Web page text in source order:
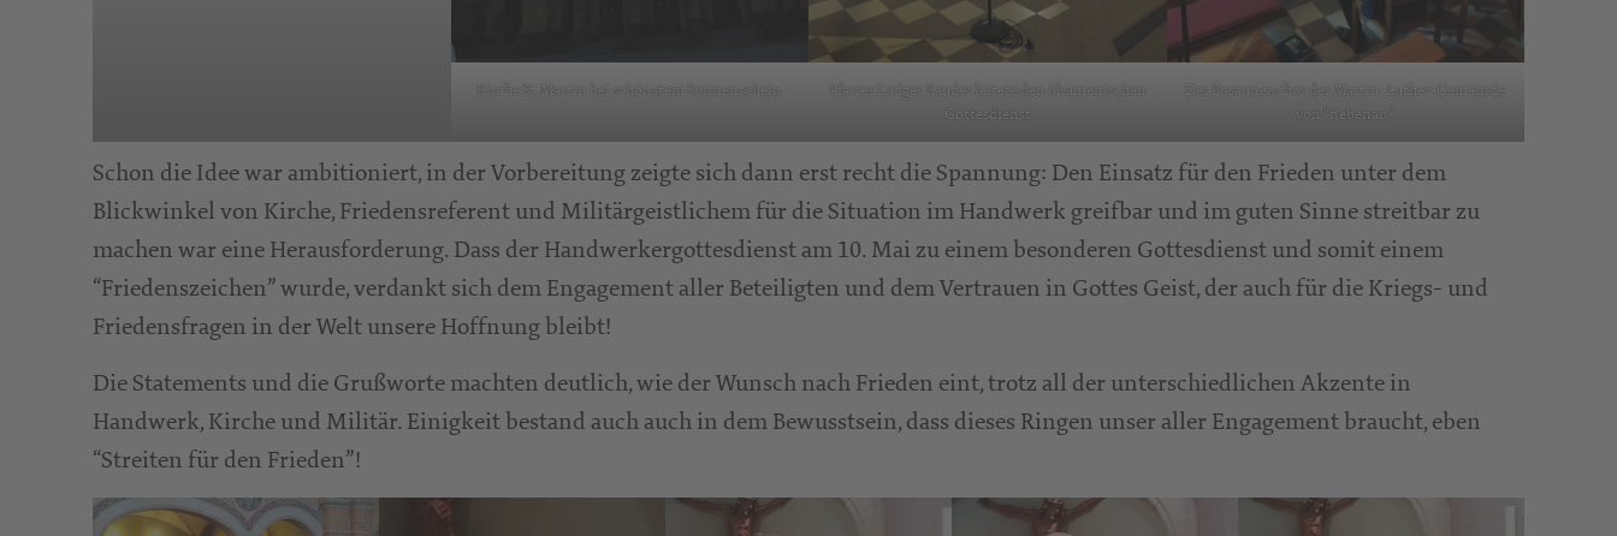
Kirche St. Martin bei schönstem Sonnenschein
Pfarrer Ludger Kauder leitete den ökumenischen
Gottesdienst
Der Posaunenchor der Martin-Luther-Gemeinde
von “nebenan”
Schon die Idee war ambitioniert, in der Vorbereitung zeigte sich dann erst recht die Spannung: Den Einsatz für den Frieden unter dem
Blickwinkel von Kirche, Friedensreferent und Militärgeistlichem für die Situation im Handwerk greifbar und im guten Sinne streitbar zu
machen war eine Herausforderung. Dass der Handwerkergottesdienst am 10. Mai zu einem besonderen Gottesdienst und somit einem
“Friedenszeichen” wurde, verdankt sich dem Engagement aller Beteiligten und dem Vertrauen in Gottes Geist, der auch für die Kriegs- und
Friedensfragen in der Welt unsere Hoffnung bleibt!
Die Statements und die Grußworte machten deutlich, wie der Wunsch nach Frieden eint, trotz all der unterschiedlichen Akzente in
Handwerk, Kirche und Militär. Einigkeit bestand auch auch in dem Bewusstsein, dass dieses Ringen unser aller Engagement braucht, eben
“Streiten für den Frieden”!